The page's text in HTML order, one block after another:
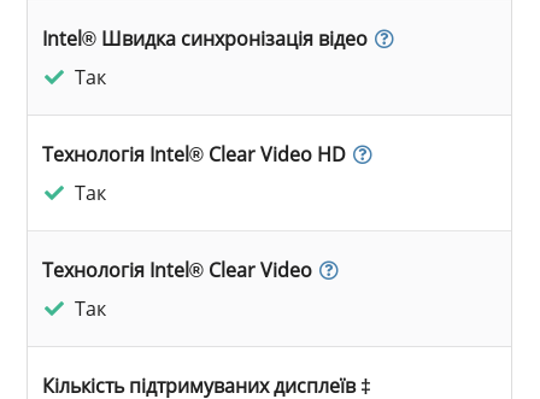
Intel® Швидка синхронізація відео
Так
Технологія Intel® Clear Video HD
Так
Технологія Intel® Clear Video
Так
Кількість підтримуваних дисплеїв ‡